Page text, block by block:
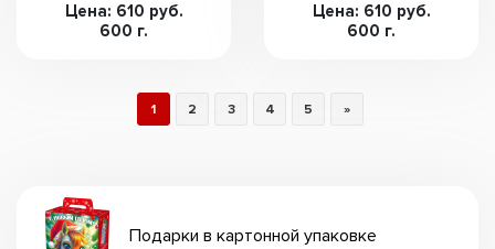
Подарки в картонной упаковке
Цена: 610 руб.
600 г.
Цена: 610 руб.
600 г.
1 2 3 4 5 »